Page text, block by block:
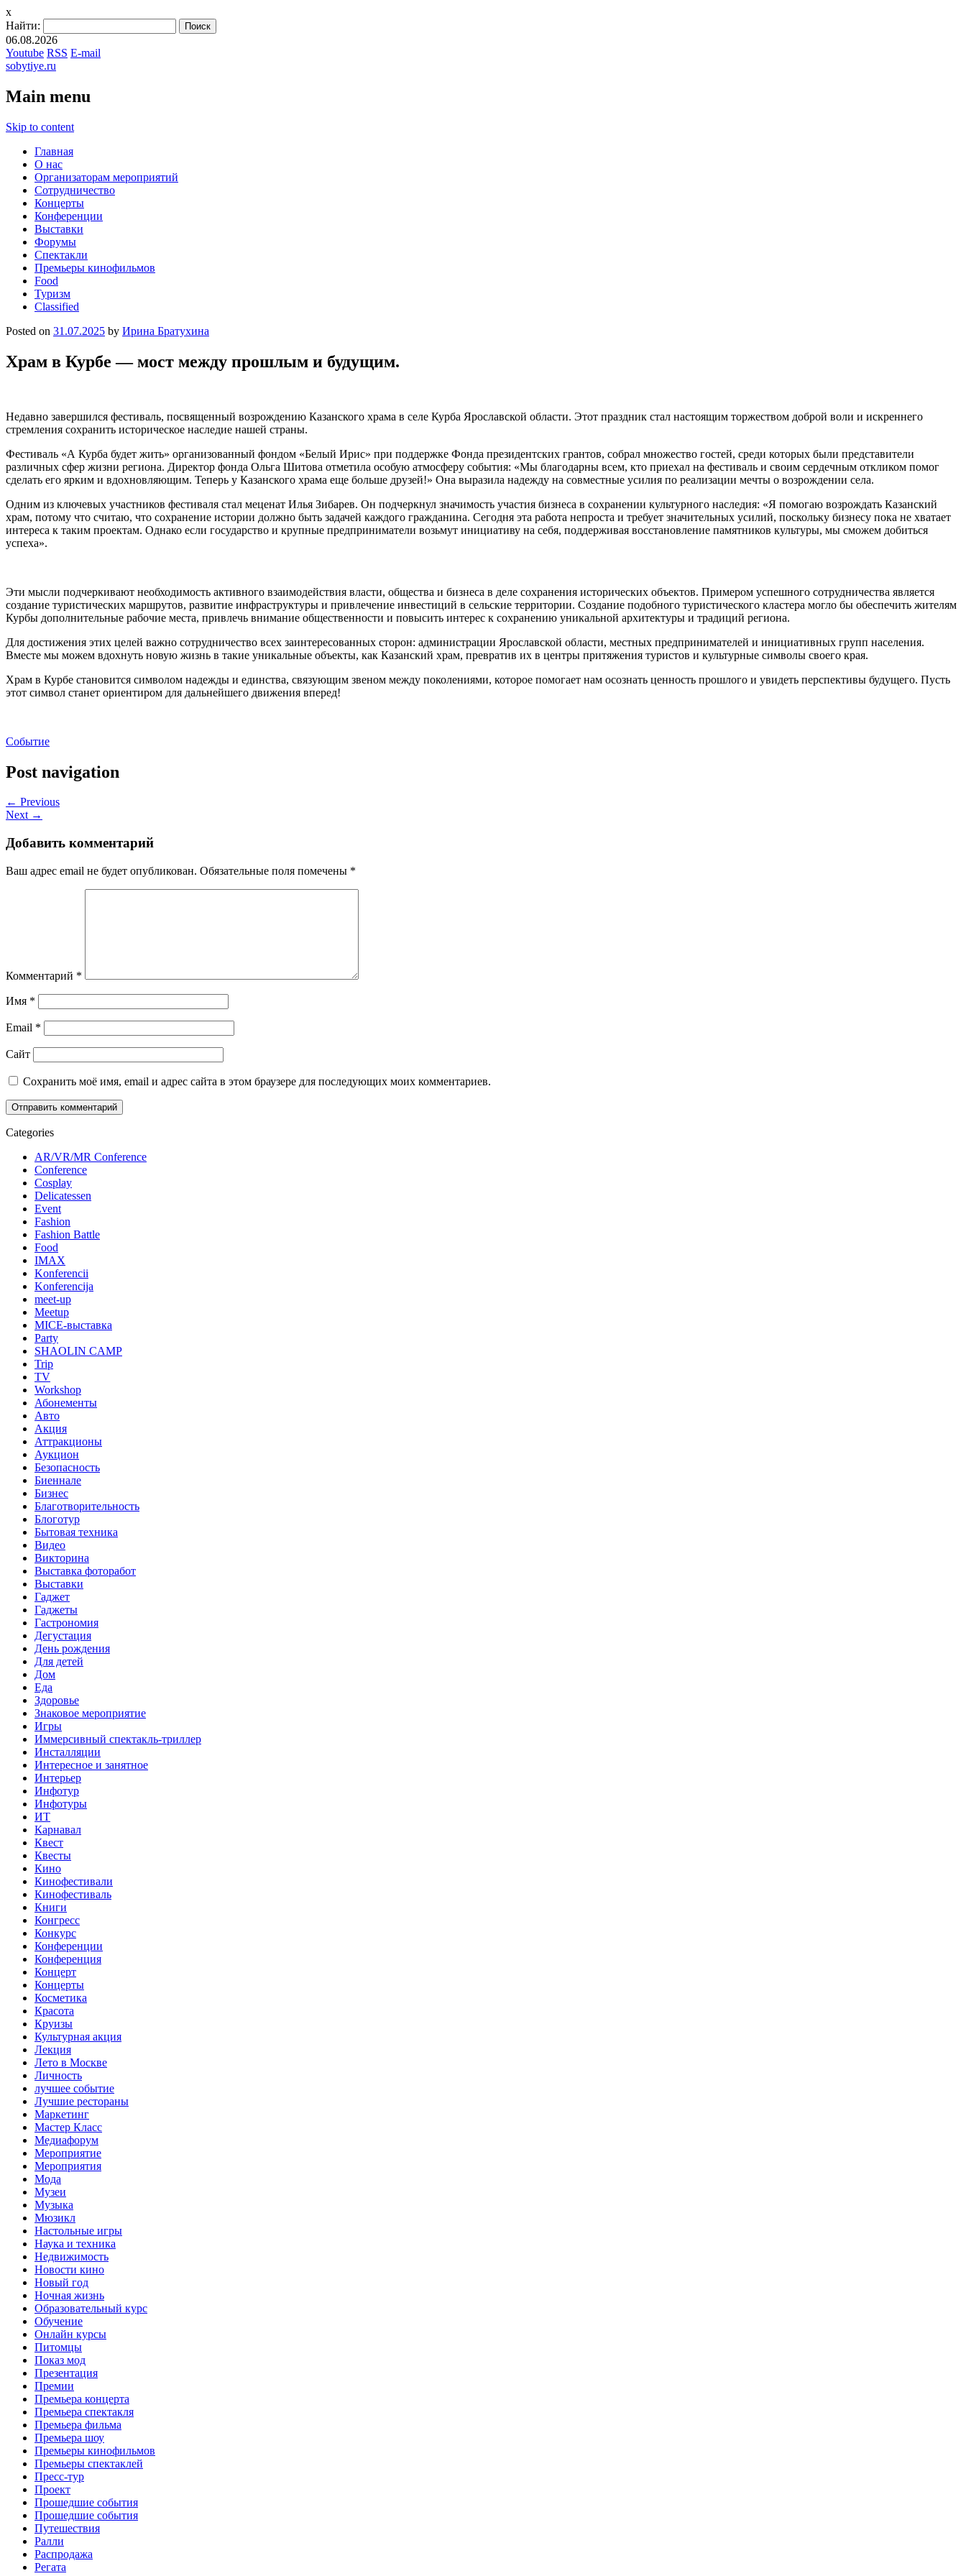
x
Найти:
06.08.2026
Youtube RSS E-mail
sobytiye.ru
Main menu
Skip to content
Главная
О нас
Организаторам мероприятий
Сотрудничество
Концерты
Конференции
Выставки
Форумы
Спектакли
Премьеры кинофильмов
Food
Туризм
Сlassified
Posted on 31.07.2025 by Ирина Братухина
Храм в Курбе — мост между прошлым и будущим.
Недавно завершился фестиваль, посвященный возрождению Казанского храма в селе Курба Ярославской области. Этот праздник стал настоящим торжеством доброй воли и искреннего
стремления сохранить историческое наследие нашей страны.
Фестиваль «А Курба будет жить» организованный фондом «Белый Ирис» при поддержке Фонда президентских грантов, собрал множество гостей, среди которых были представители
различных сфер жизни региона. Директор фонда Ольга Шитова отметила особую атмосферу события: «Мы благодарны всем, кто приехал на фестиваль и своим сердечным откликом помог
сделать его ярким и вдохновляющим. Теперь у Казанского храма еще больше друзей!» Она выразила надежду на совместные усилия по реализации мечты о возрождении села.
Одним из ключевых участников фестиваля стал меценат Илья Зибарев. Он подчеркнул значимость участия бизнеса в сохранении культурного наследия: «Я помогаю возрождать Казанский
храм, потому что считаю, что сохранение истории должно быть задачей каждого гражданина. Сегодня эта работа непроста и требует значительных усилий, поскольку бизнесу пока не хватает
интереса к таким проектам. Однако если государство и крупные предприниматели возьмут инициативу на себя, поддерживая восстановление памятников культуры, мы сможем добиться
успеха».
Эти мысли подчеркивают необходимость активного взаимодействия власти, общества и бизнеса в деле сохранения исторических объектов. Примером успешного сотрудничества является
создание туристических маршрутов, развитие инфраструктуры и привлечение инвестиций в сельские территории. Создание подобного туристического кластера могло бы обеспечить жителям
Курбы дополнительные рабочие места, привлечь внимание общественности и повысить интерес к сохранению уникальной архитектуры и традиций региона.
Для достижения этих целей важно сотрудничество всех заинтересованных сторон: администрации Ярославской области, местных предпринимателей и инициативных групп населения.
Вместе мы можем вдохнуть новую жизнь в такие уникальные объекты, как Казанский храм, превратив их в центры притяжения туристов и культурные символы своего края.
Храм в Курбе становится символом надежды и единства, связующим звеном между поколениями, которое помогает нам осознать ценность прошлого и увидеть перспективы будущего. Пусть
этот символ станет ориентиром для дальнейшего движения вперед!
Событие
Post navigation
← Previous
Next →
Добавить комментарий
Ваш адрес email не будет опубликован. Обязательные поля помечены *
Комментарий *
Имя *
Email *
Сайт
Сохранить моё имя, email и адрес сайта в этом браузере для последующих моих комментариев.
Categories
AR/VR/MR Conference
Conference
Cosplay
Delicatessen
Event
Fashion
Fashion Battle
Food
IMAX
Konferencii
Konferencija
meet-up
Meetup
MICE-выставка
Party
SHAOLIN CAMP
Trip
TV
Workshop
Абонементы
Авто
Акция
Аттракционы
Аукцион
Безопасность
Биеннале
Бизнес
Благотворительность
Блоготур
Бытовая техника
Видео
Викторина
Выставка фоторабот
Выставки
Гаджет
Гаджеты
Гастрономия
Дегустация
День рождения
Для детей
Дом
Еда
Здоровье
Знаковое мероприятие
Игры
Иммерсивный спектакль-триллер
Инсталляции
Интересное и занятное
Интерьер
Инфотур
Инфотуры
ИТ
Карнавал
Квест
Квесты
Кино
Кинофестивали
Кинофестиваль
Книги
Конгресс
Конкурс
Конференции
Конференция
Концерт
Концерты
Косметика
Красота
Круизы
Культурная акция
Лекция
Лето в Москве
Личность
лучшее событие
Лучшие рестораны
Маркетинг
Мастер Класс
Медиафорум
Мероприятие
Мероприятия
Мода
Музеи
Музыка
Мюзикл
Настольные игры
Наука и техника
Недвижимость
Новости кино
Новый год
Ночная жизнь
Образовательный курс
Обучение
Онлайн курсы
Питомцы
Показ мод
Презентация
Премии
Премьера концерта
Премьера спектакля
Премьера фильма
Премьера шоу
Премьеры кинофильмов
Премьеры спектаклей
Пресс-тур
Проект
Прошедшие события
Прошедшие события
Путешествия
Ралли
Распродажа
Регата